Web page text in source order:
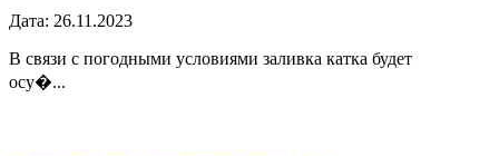
Дата: 26.11.2023
В связи с погодными условиями заливка катка будет
осу�...